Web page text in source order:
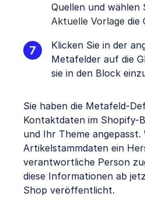
Quellen und wählen
Aktuelle Vorlage die
Klicken Sie in der
Metafelder auf die
sie in den Block
Sie haben die Metafeld-
Kontaktdaten im Shopify-
und Ihr Theme angepasst.
Artikelstammdaten ein
verantwortliche Person
diese Informationen ab
Shop veröffentlicht.